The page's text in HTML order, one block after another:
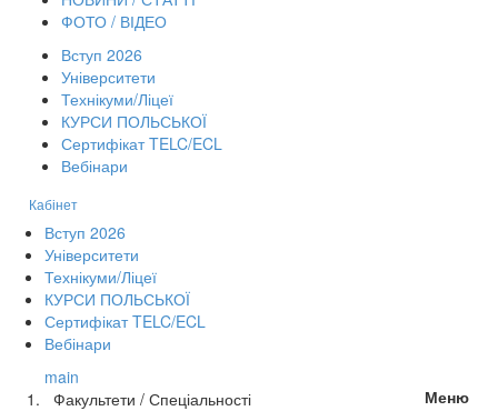
ФОТО / ВІДЕО
Вступ 2026
Університети
Технікуми/Ліцеї
КУРСИ ПОЛЬСЬКОЇ
Сертифікат TELC/ECL
Вебінари
Кабінет
Вступ 2026
Університети
Технікуми/Ліцеї
КУРСИ ПОЛЬСЬКОЇ
Сертифікат TELC/ECL
Вебінари
Меню
main
Факультети / Спеціальності